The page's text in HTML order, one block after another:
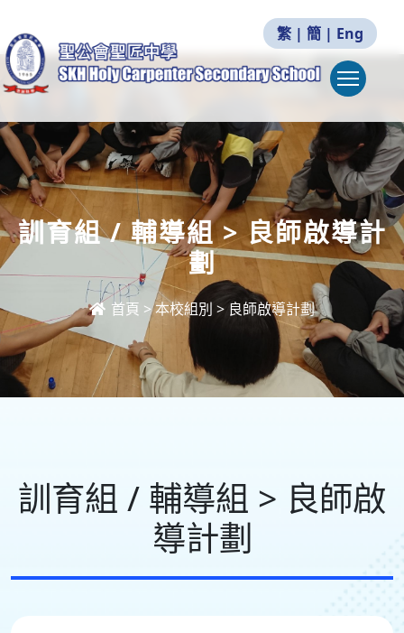
繁 | 簡 | Eng
訓育組 / 輔導組 > 良師啟導計
劃
首頁 >本校組別 >良師啟導計劃
訓育組 / 輔導組 > 良師啟
導計劃